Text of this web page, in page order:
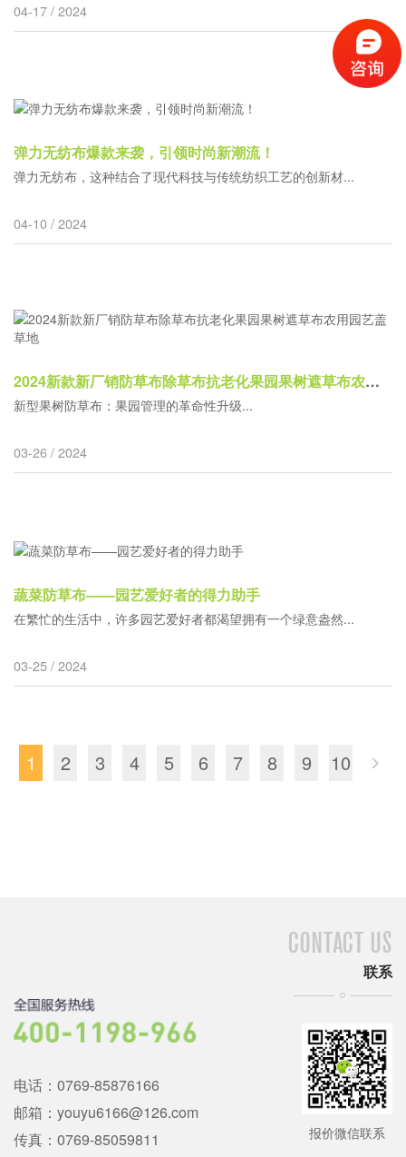
04-17 / 2024
弹力无纺布爆款来袭，引领时尚新潮流！
弹力无纺布，这种结合了现代科技与传统纺织工艺的创新材...
04-10 / 2024
2024新款新厂销防草布除草布抗老化果园果树遮草布农用园艺盖草地
新型果树防草布：果园管理的革命性升级...
03-26 / 2024
蔬菜防草布——园艺爱好者的得力助手
在繁忙的生活中，许多园艺爱好者都渴望拥有一个绿意盎然...
03-25 / 2024
1 2 3 4 5 6 7 8 9 10
CONTACT US
联系
电话：0769-85876166
邮箱：youyu6166@126.com
传真：0769-85059811
报价微信联系